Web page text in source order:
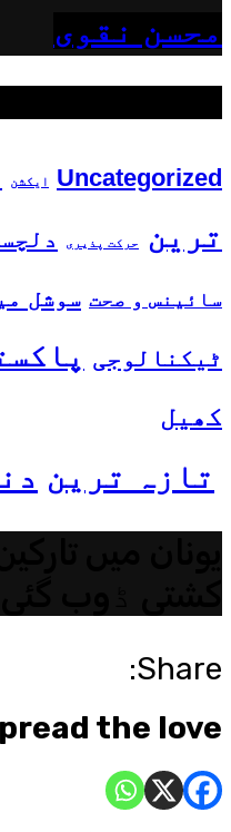
محسن نقوی
Uncategorized ایکشن
ترین
حرکت پذیری
سائینس و صحت سوشل
ٹیکنالوجی
کھیل
تازہ ترین
Share:
the love